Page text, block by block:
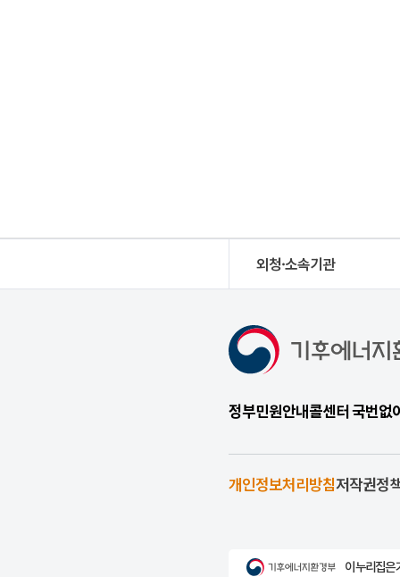
외청·소속기관
정부민원안내콜센터 국번
개인정보처리방침저작권정
이 누리집은